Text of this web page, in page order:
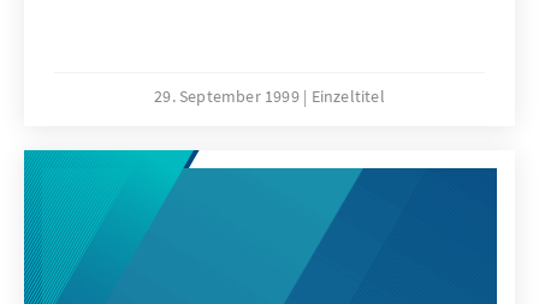
29. September 1999 Einzeltitel